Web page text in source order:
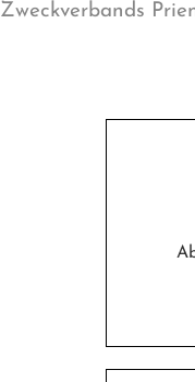
Zweckverbands